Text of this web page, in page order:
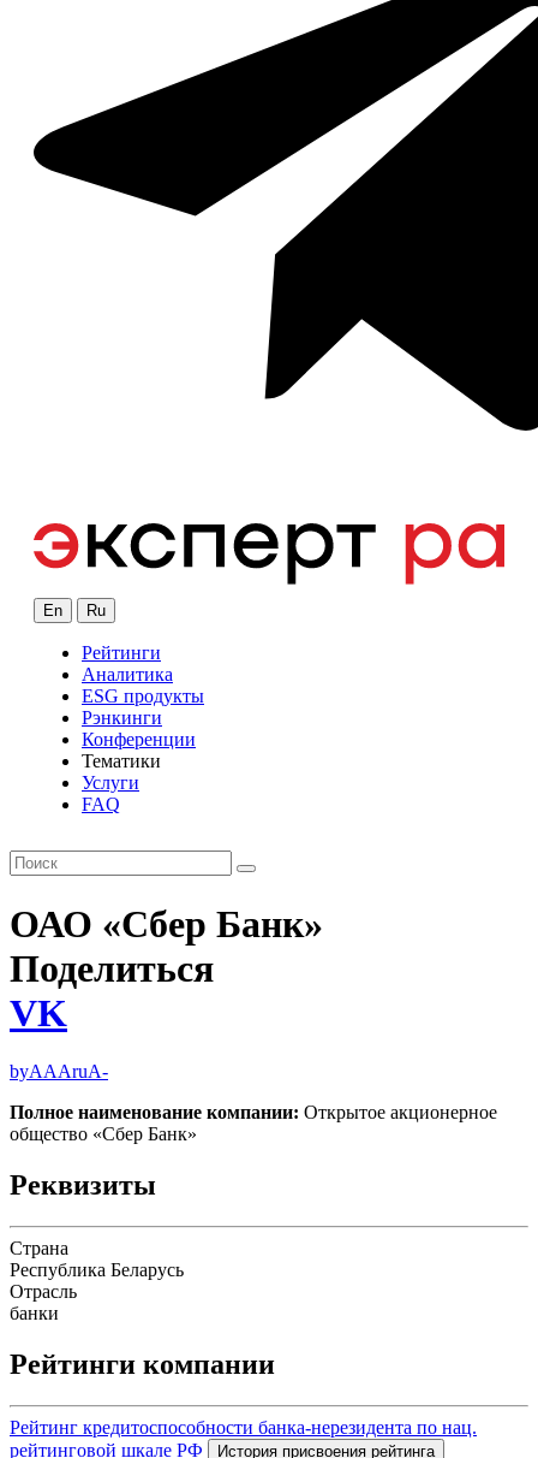
En Ru
Рейтинги
Аналитика
ESG продукты
Рэнкинги
Конференции
Тематики
Услуги
FAQ
ОАО «Сбер Банк»
Поделиться
VK
byAAAruA-
Полное наименование компании: Открытое акционерное
общество «Сбер Банк»
Реквизиты
Страна
Республика Беларусь
Отрасль
банки
Рейтинги компании
Рейтинг кредитоспособности банка-нерезидента по нац.
рейтинговой шкале РФ
История присвоения рейтинга